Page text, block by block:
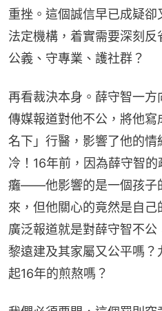
重挫。這個誠信早已成疑
法定機構，着實需要深刻
公義、守專業、護社群？
再看裁決本身。薛守智一
傳媒報道對他不公，將他
名下」行醫，影響了他的
冷！16年前，因為薛守智
癱——他影響的是一個孩子
來，但他關心的竟然是自
廣泛報道就是對薛守智不
黎遠建及其家屬又公平嗎
起16年的煎熬嗎？